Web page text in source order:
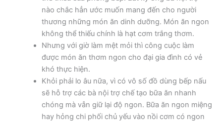
nào chắc hẳn ước muốn mang đến cho người
thương những món ăn dinh dưỡng. Món ăn ngon
không thể thiếu chính là hạt cơm trắng thơm.
Nhưng với giờ làm mệt mỏi thì công cuộc làm
được món ăn thơm ngon cho đại gia đình có vẻ
khó thực hiện.
Khỏi phải lo âu nữa, vì có vô số đồ dùng bếp nấu
sẽ hỗ trợ các bà nội trợ chế tạo bữa ăn nhanh
chóng mà vẫn giữ lại độ ngon. Bữa ăn ngon miệng
hay hỏng chi phối chủ yếu vào nồi cơm có ngon